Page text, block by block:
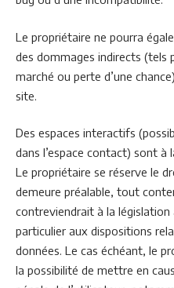
Le propriétaire ne pourra
des dommages indirects (tels
marché ou perte d’une
site.
Des espaces interactifs
dans l’espace contact) sont à
Le propriétaire se réserve le
demeure préalable, tout
contreviendrait à la législation
particulier aux dispositions
données. Le cas échéant, le
la possibilité de mettre en